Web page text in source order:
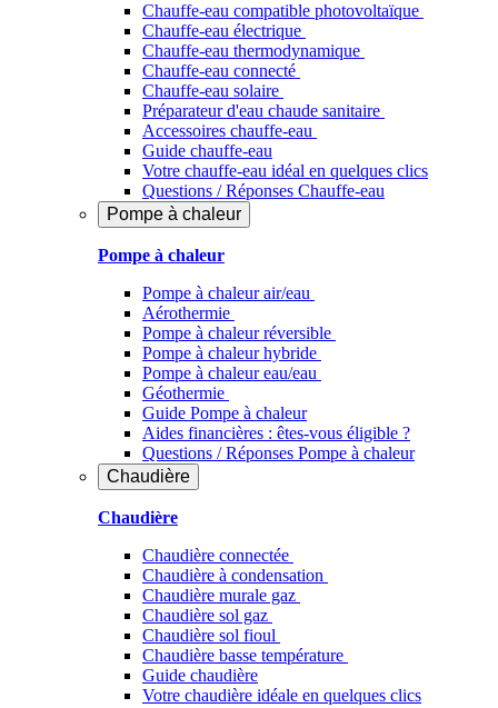
Chauffe-eau compatible photovoltaïque
Chauffe-eau électrique
Chauffe-eau thermodynamique
Chauffe-eau connecté
Chauffe-eau solaire
Préparateur d'eau chaude sanitaire
Accessoires chauffe-eau
Guide chauffe-eau
Votre chauffe-eau idéal en quelques clics
Questions / Réponses Chauffe-eau
Pompe à chaleur
Pompe à chaleur
Pompe à chaleur air/eau
Aérothermie
Pompe à chaleur réversible
Pompe à chaleur hybride
Pompe à chaleur​ eau/eau
Géothermie
Guide Pompe à chaleur
Aides financières : êtes-vous éligible ?
Questions / Réponses Pompe à chaleur
Chaudière
Chaudière
Chaudière connectée
Chaudière à condensation
Chaudière murale gaz
Chaudière sol gaz
Chaudière sol fioul
Chaudière basse température
Guide chaudière
Votre chaudière idéale en quelques clics